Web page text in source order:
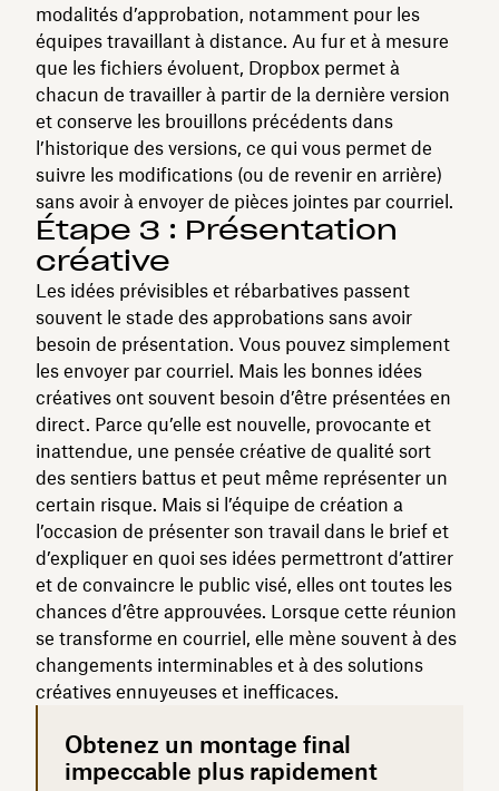
modalités d’approbation, notamment pour les
équipes travaillant à distance. Au fur et à mesure
que les fichiers évoluent, Dropbox permet à
chacun de travailler à partir de la dernière version
et conserve les brouillons précédents dans
l’historique des versions, ce qui vous permet de
suivre les modifications (ou de revenir en arrière)
sans avoir à envoyer de pièces jointes par courriel.
Étape 3 : Présentation
créative
Les idées prévisibles et rébarbatives passent
souvent le stade des approbations sans avoir
besoin de présentation. Vous pouvez simplement
les envoyer par courriel. Mais les bonnes idées
créatives ont souvent besoin d’être présentées en
direct. Parce qu’elle est nouvelle, provocante et
inattendue, une pensée créative de qualité sort
des sentiers battus et peut même représenter un
certain risque. Mais si l’équipe de création a
l’occasion de présenter son travail dans le brief et
d’expliquer en quoi ses idées permettront d’attirer
et de convaincre le public visé, elles ont toutes les
chances d’être approuvées. Lorsque cette réunion
se transforme en courriel, elle mène souvent à des
changements interminables et à des solutions
créatives ennuyeuses et inefficaces.
Obtenez un montage final
impeccable plus rapidement